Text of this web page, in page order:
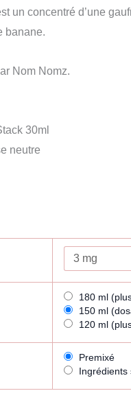
un concentré d’une
banane.
Nom Nomz.
30ml
neutre
180 ml
150 ml
120 ml
Premixé
Ingrédients